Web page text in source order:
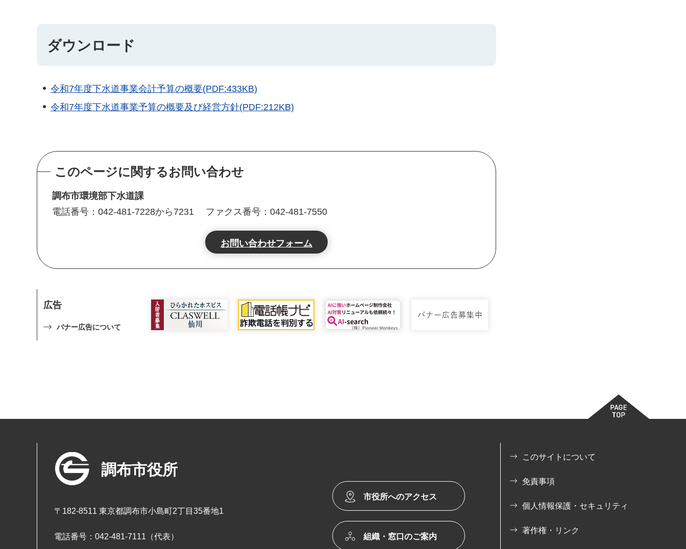
ダウンロード
令和7年度下水道事業会計予算の概要(PDF:433KB)
令和7年度下水道事業予算の概要及び経営方針(PDF:212KB)
このページに関するお問い合わせ
調布市環境部下水道課
電話番号：042-481-7228から7231
ファクス番号：042-481-7550
広告
バナー広告について
調布市役所
〒182-8511 東京都調布市小島町2丁目35番地1
電話番号：042-481-7111（代表）
市役所へのアクセス
組織・窓口のご案内
このサイトについて
免責事項
個人情報保護・セキュリティ
著作権・リンク